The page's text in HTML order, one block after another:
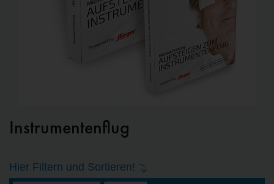
Instrumentenflug
Hier Filtern und Sortieren!